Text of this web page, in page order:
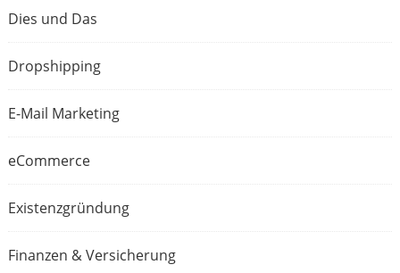
Dies und Das
Dropshipping
E-Mail Marketing
eCommerce
Existenzgründung
Finanzen & Versicherung